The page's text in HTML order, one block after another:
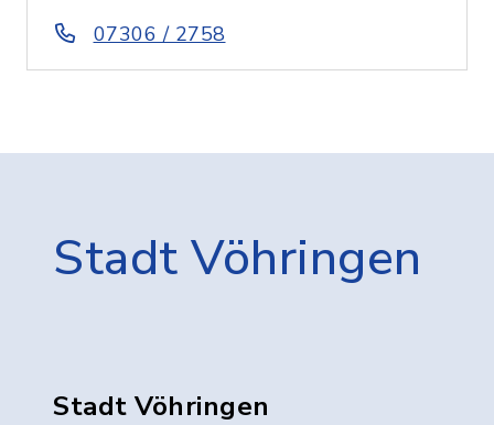
07306 / 2758
Stadt Vöhringen
Stadt Vöhringen